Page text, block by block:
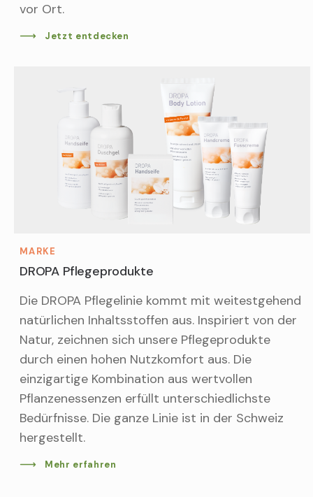
vor Ort.
Jetzt entdecken
MARKE
DROPA Pflegeprodukte
Die DROPA Pflegelinie kommt mit weitestgehend
natürlichen Inhaltsstoffen aus. Inspiriert von der
Natur, zeichnen sich unsere Pflegeprodukte
durch einen hohen Nutzkomfort aus. Die
einzigartige Kombination aus wertvollen
Pflanzenessenzen erfüllt unterschiedlichste
Bedürfnisse. Die ganze Linie ist in der Schweiz
hergestellt.
Mehr erfahren